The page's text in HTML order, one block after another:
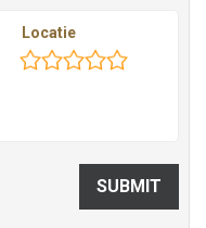
Locatie